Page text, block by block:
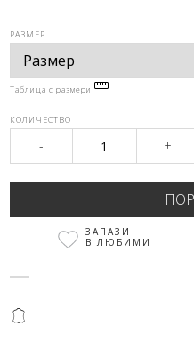
РАЗМЕР
Таблица с размери
КОЛИЧЕСТВО
- +
ЗАПАЗИ
В ЛЮБИМИ
@